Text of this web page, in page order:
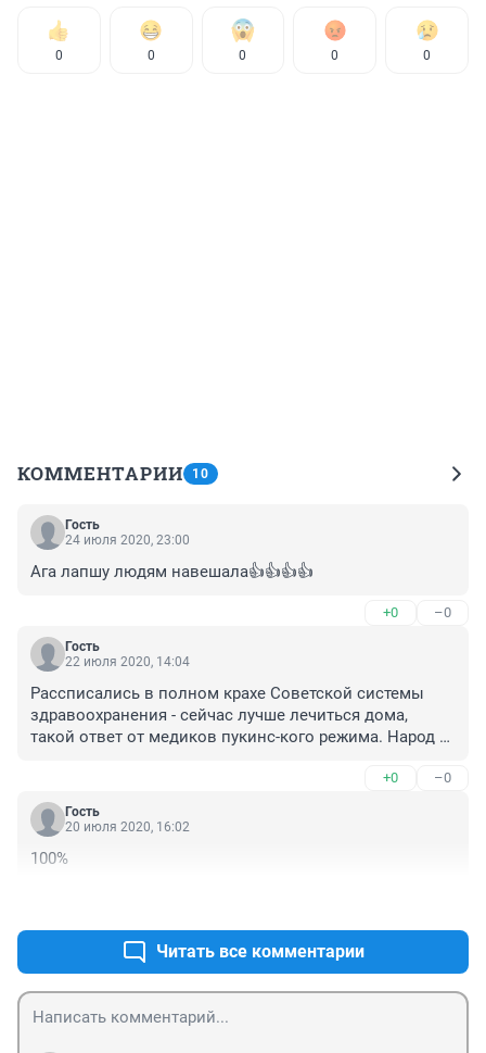
0 0 0 0 0
КОММЕНТАРИИ 10
Гость
24 июля 2020, 23:00
Ага лапшу людям навешала👍👍👍👍
+0 –0
Гость
22 июля 2020, 14:04
Рассписались в полном крахе Советской системы
здравоохранения - сейчас лучше лечиться дома,
такой ответ от медиков пукинс-кого режима. Народ
+0 –0
Гость
20 июля 2020, 16:02
100%
Читать все комментарии